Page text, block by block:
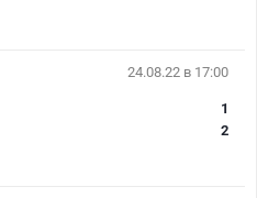
24.08.22 в 17:00
1
2